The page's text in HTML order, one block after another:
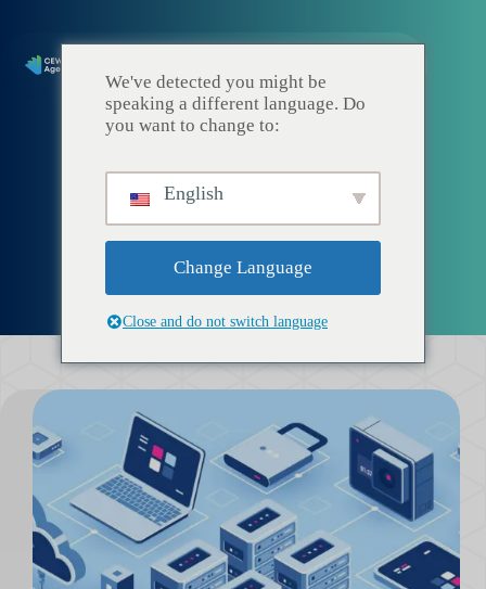
Data
We've detected you might be
speaking a different language. Do
you want to change to:
English
Change Language
Close and do not switch language